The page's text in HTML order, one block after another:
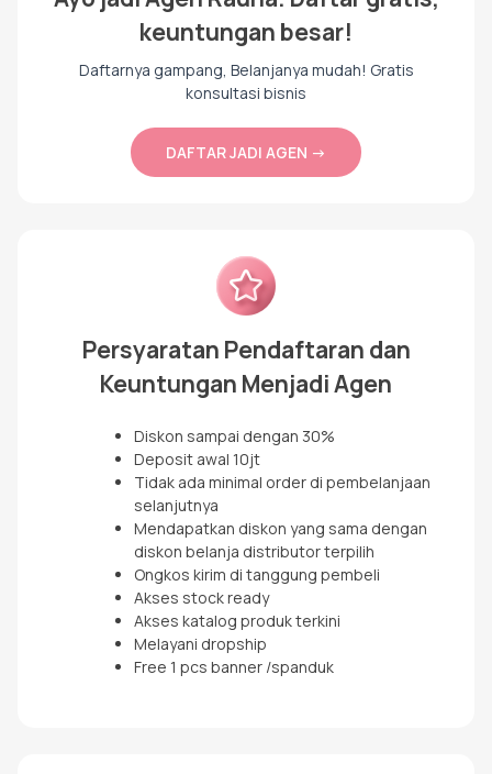
Gamis Anak-anak
Baju Koko Anak
Gamis Remaja
Sarimbit
keuntungan besar!
Daftarnya gampang, Belanjanya mudah! Gratis
konsultasi bisnis
DAFTAR JADI AGEN ->
Persyaratan Pendaftaran dan
Keuntungan Menjadi Agen
Diskon sampai dengan 30%
⁠Deposit awal 10jt
Tidak ada minimal order di pembelanjaan
selanjutnya
⁠Mendapatkan diskon yang sama dengan
diskon belanja distributor terpilih
⁠Ongkos kirim di tanggung pembeli
Akses stock ready
Akses katalog produk terkini
Melayani dropship
Free 1 pcs banner /spanduk